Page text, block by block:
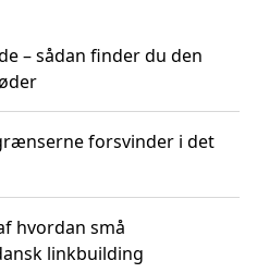
– sådan finder du den
forsvinder i det
hvordan små
linkbuilding